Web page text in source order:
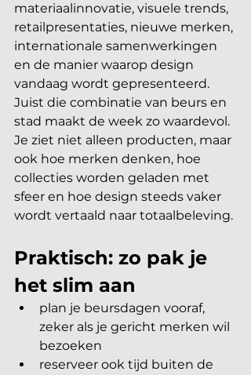
materiaalinnovatie, visuele trends,
retailpresentaties, nieuwe merken,
internationale samenwerkingen
en de manier waarop design
vandaag wordt gepresenteerd.
Juist die combinatie van beurs en
stad maakt de week zo waardevol.
Je ziet niet alleen producten, maar
ook hoe merken denken, hoe
collecties worden geladen met
sfeer en hoe design steeds vaker
wordt vertaald naar totaalbeleving.
Praktisch: zo pak je
het slim aan
plan je beursdagen vooraf,
zeker als je gericht merken wil
bezoeken
reserveer ook tijd buiten de